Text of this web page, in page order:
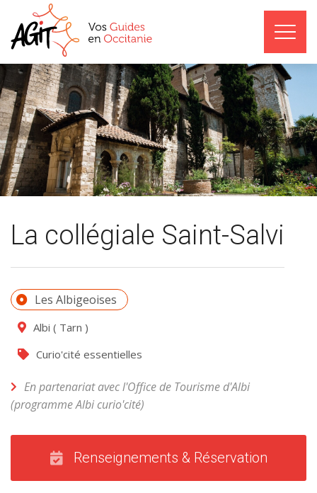
Les Albigeoises
Albi ( Tarn )
Curio'cité essentielles
La collégiale Saint-Salvi
En partenariat avec l'Office de Tourisme d'Albi
(programme Albi curio'cité)
Renseignements & Réservation